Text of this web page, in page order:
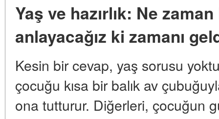
Yaş ve hazırlık: Ne
anlayacağız ki zamanı
Kesin bir cevap, yaş sorusu
çocuğu kısa bir balık av
ona tutturur. Diğerleri, çocuğun